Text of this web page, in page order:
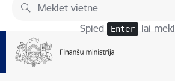
Pāriet uz lapas saturu
Spied Enter lai